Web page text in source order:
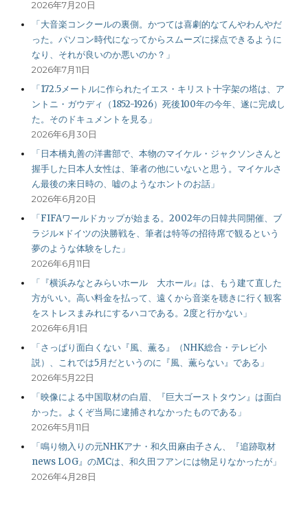
2026年7月20日
「大音楽コンクールの裏側。かつては喜劇的なてんやわんやだ
った。パソコン時代になってからスムーズに採点できるように
なり、それが良いのか悪いのか？」
2026年7月11日
「172.5メートルに作られたイエス・キリスト十字架の塔は、ア
ントニ・ガウディ（1852-1926）死後100年の今年、遂に完成し
た。そのドキュメントを見る」
2026年6月30日
「日本橋丸善の洋書部で、本物のマイケル・ジャクソンさんと
握手した日本人女性は、筆者の他にいないと思う。マイケルさ
ん最後の来日時の、嘘のようなホントのお話」
2026年6月20日
「FIFAワールドカップが始まる。2002年の日韓共同開催、ブ
ラジル×ドイツの決勝戦を、筆者は特等の招待席で観るという
夢のような体験をした」
2026年6月11日
「『横浜みなとみらいホール 大ホール』は、もう建て直した
方がいい。高い料金を払って、遠くから音楽を聴きに行く観客
をストレスまみれにするハコである。2度と行かない」
2026年6月1日
「さっぱり面白くない『風、薫る』（NHK総合・テレビ小
説）、これでは5月だというのに『風、薫らない』である」
2026年5月22日
「映像による中国取材の白眉、『巨大ゴーストタウン』は面白
かった。よくぞ当局に逮捕されなかったものである」
2026年5月11日
「鳴り物入りの元NHKアナ・和久田麻由子さん、『追跡取材
news LOG』のMCは、和久田フアンには物足りなかったが」
2026年4月28日